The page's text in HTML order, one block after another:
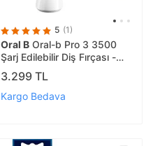
5 (1)
Oral B Oral-b Pro 3 3500
Şarj Edilebilir Diş Fırçası -
Siyah
3.299 TL
Kargo Bedava